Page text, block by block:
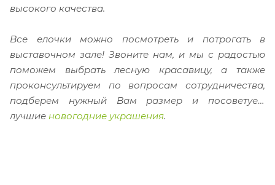
высокого качества.
Все елочки можно посмотреть и потрогать в
выставочном зале! Звоните нам, и мы с радостью
поможем выбрать лесную красавицу, а также
проконсультируем по вопросам сотрудничества,
подберем нужный Вам размер и посоветуем
лучшие новогодние украшения.